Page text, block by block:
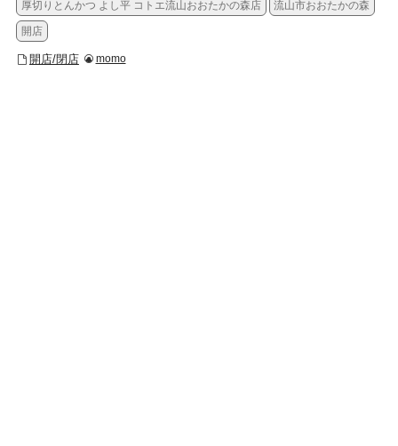
厚切りとんかつ よし平 コトエ流山おおたかの森店 流山市おおたかの森
開店
開店/閉店 momo